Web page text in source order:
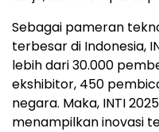
Sebagai pameran
terbesar di Indonesia,
lebih dari 30.000
ekshibitor, 450
negara. Maka, INTI
menampilkan inovasi